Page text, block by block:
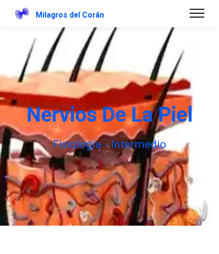
Milagros del Corán
Nervios De La Piel
Fisiología - Intermedio